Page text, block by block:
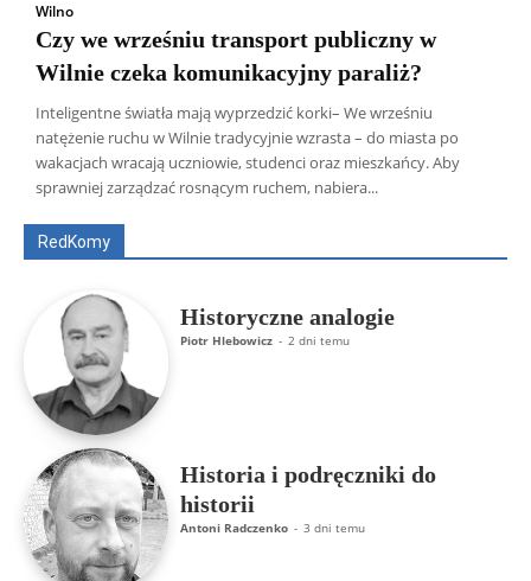
Wilno
Czy we wrześniu transport publiczny w
Wilnie czeka komunikacyjny paraliż?
Inteligentne światła mają wyprzedzić korki– We wrześniu
natężenie ruchu w Wilnie tradycyjnie wzrasta – do miasta po
wakacjach wracają uczniowie, studenci oraz mieszkańcy. Aby
sprawniej zarządzać rosnącym ruchem, nabiera...
RedKomy
Wszyscy Aleksander Borowik
Antoni Radczenko
Artur Płokszto
Grzegorz Górny
ks. Jarosław Wąsowicz SDB
Historyczne analogie
Piotr Hlebowicz - 2 dni temu
Historia i podręczniki do
historii
Antoni Radczenko - 3 dni temu